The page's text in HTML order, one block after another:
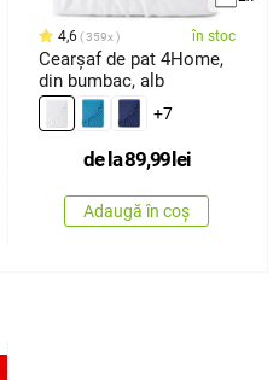
4,6 359x în stoc
Cearșaf de pat 4Home,
din bumbac, alb
+7
de la89,99lei
Adaugă în coș